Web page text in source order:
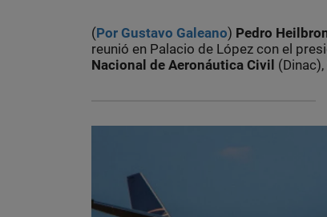
(Por Gustavo Galeano) Pedro
reunió en Palacio de López con el
Nacional de Aeronáutica Civil (Dinac),